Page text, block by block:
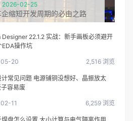
2026-02-25
缩短开发周期的必由之路
22.1.2 实战：新手画板必须避开
EDA操作坑
20 2,516 浏览
计常见问题 电源铺铜没想好、晶振放太
容易废
11 6,259 浏览